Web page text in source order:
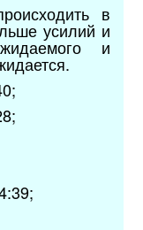
в
усилий и
и